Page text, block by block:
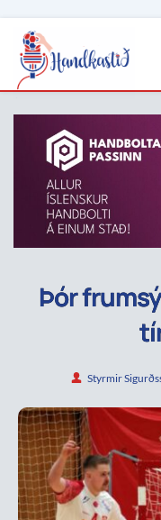
Þór
Styrmir